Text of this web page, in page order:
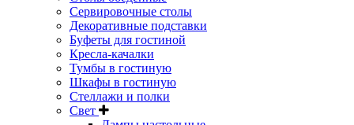
Сервировочные столы
Декоративные подставки
Буфеты для гостиной
Кресла-качалки
Тумбы в гостиную
Шкафы в гостиную
Стеллажи и полки
Свет